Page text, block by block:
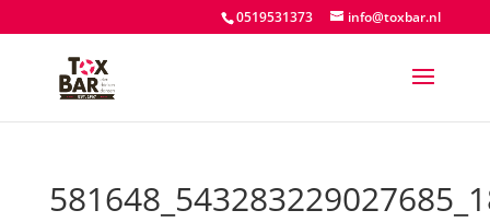
0519531373 info@toxbar.nl